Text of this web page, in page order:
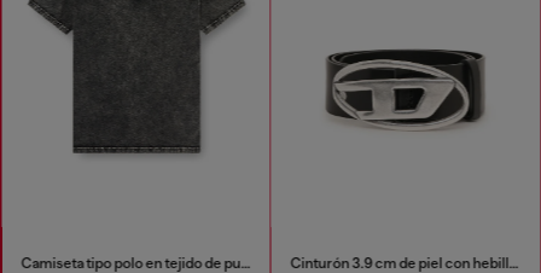
Camiseta tipo polo en tejido de punto efecto denim Cinturón 3.9 cm de piel con hebilla en D